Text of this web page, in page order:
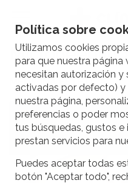
Microneedling
MEDICINA ESTÉTICA
Política sobre
Utilizamos cookies
para que nuestra página
necesitan autorización y
activadas por defecto) y
nuestra página,
preferencias o poder
tus búsquedas, gustos e
prestan servicios para
Puedes aceptar todas
botón "Aceptar todo",